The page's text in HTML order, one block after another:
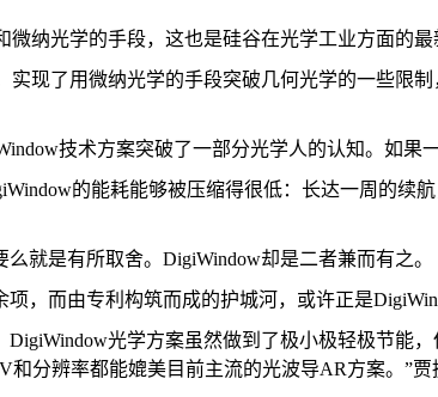
纳光学的手段，这也是硅谷在光学工业方面的最
现了用微纳光学的手段突破几何光学的一些限
技术方案突破了一部分光学人的认知。如果
的能耗能够被压缩得很低：长达一周的续
就是有所取舍。DigiWindow却是二者兼而有之。
，而由专利构筑而成的护城河，或许正是
光学方案虽然做到了极小极轻极节能
分辨率都能媲美目前主流的光波导AR方案。”贾